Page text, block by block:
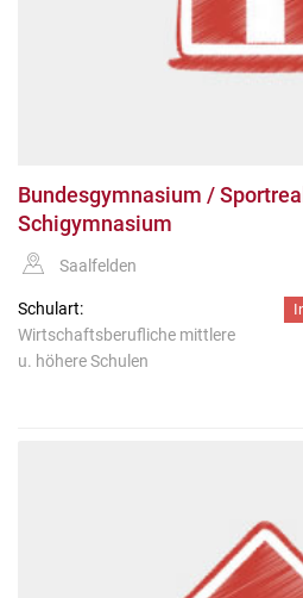
Bundesgymnasium /
Schigymnasium
Saalfelden
Schulart:
Wirtschaftsberufliche mittlere
u. höhere Schulen